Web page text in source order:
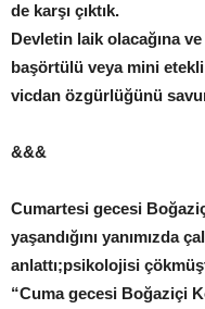
de karşı çıktık.
Devletin laik olacağına
başörtülü veya mini
vicdan özgürlüğünü
&&&
Cumartesi gecesi
yaşandığını yanımızda
anlattı;psikolojisi
“Cuma gecesi Boğaziçi